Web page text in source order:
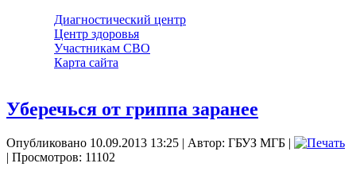
Диагностический центр
Центр здоровья
Участникам СВО
Карта сайта
Уберечься от гриппа заранее
Опубликовано 10.09.2013 13:25 | Автор: ГБУЗ МГБ |
| Просмотров: 11102